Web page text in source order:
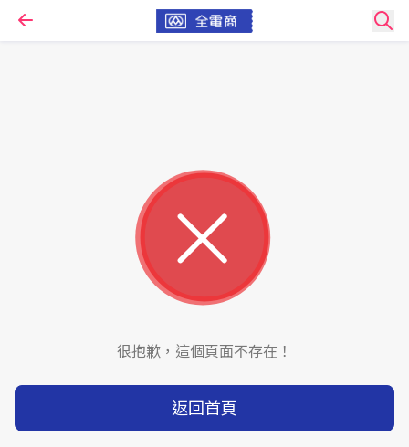
很抱歉，這個頁面不存在！
返回首頁